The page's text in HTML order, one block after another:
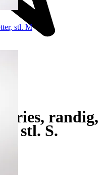
randig,
stl. S.
stl. M